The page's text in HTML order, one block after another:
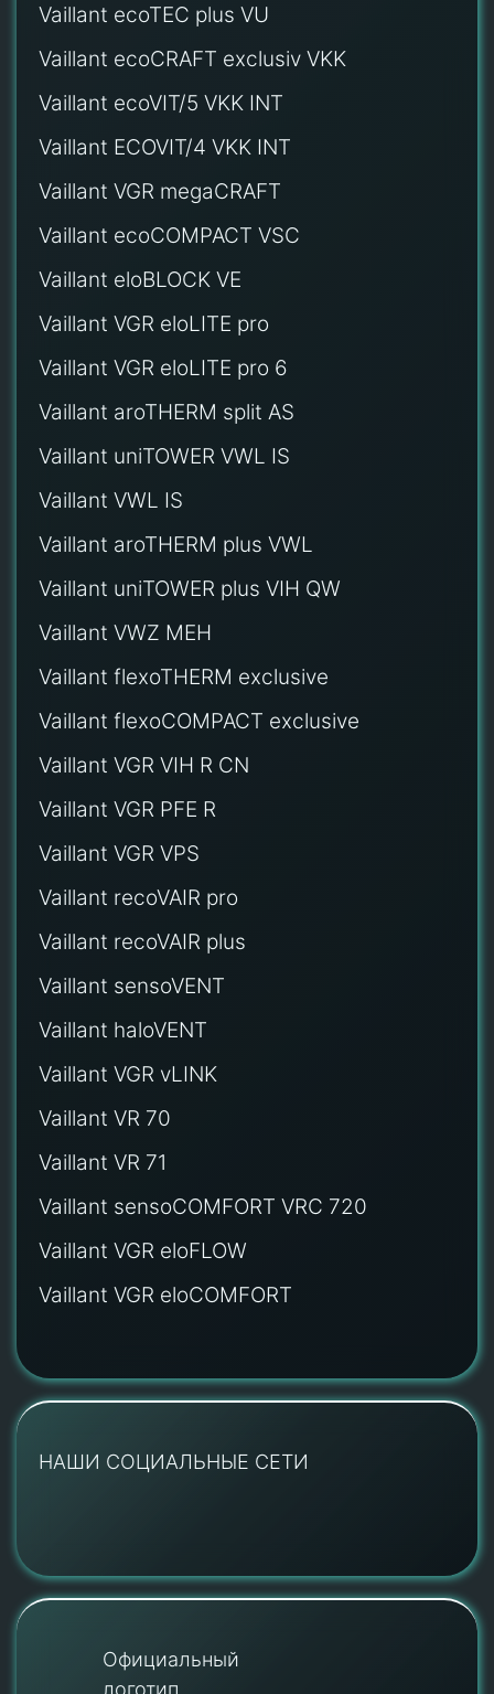
Vaillant ecoTEC plus VU
Vaillant ecoCRAFT exclusiv VKK
Vaillant ecoVIT/5 VKK INT
Vaillant ECOVIT/4 VKK INT
Vaillant VGR megaCRAFT
Vaillant ecoCOMPACT VSC
Vaillant eloBLOCK VE
Vaillant VGR eloLITE pro
Vaillant VGR eloLITE pro 6
Vaillant aroTHERM split AS
Vaillant uniTOWER VWL IS
Vaillant VWL IS
Vaillant aroTHERM plus VWL
Vaillant uniTOWER plus VIH QW
Vaillant VWZ MEH
Vaillant flexoTHERM exclusive
Vaillant flexoCOMPACT exclusive
Vaillant VGR VIH R CN
Vaillant VGR PFE R
Vaillant VGR VPS
Vaillant recoVAIR pro
Vaillant recoVAIR plus
Vaillant sensoVENT
Vaillant haloVENT
Vaillant VGR vLINK
Vaillant VR 70
Vaillant VR 71
Vaillant sensoCOMFORT VRC 720
Vaillant VGR eloFLOW
Vaillant VGR eloCOMFORT
НАШИ СОЦИАЛЬНЫЕ СЕТИ
Официальный